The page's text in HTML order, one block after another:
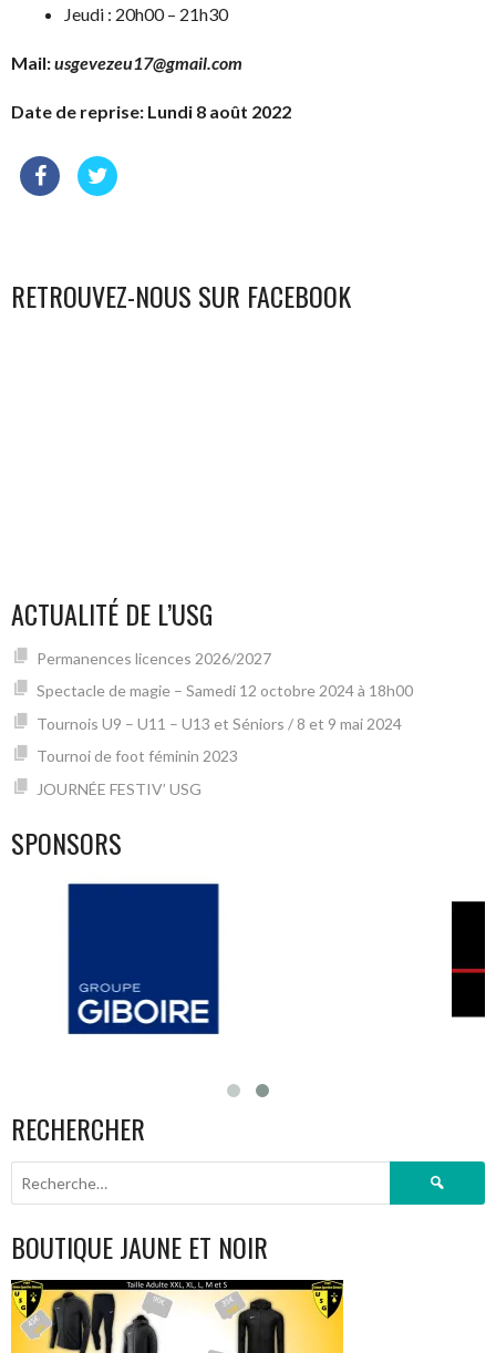
Jeudi : 20h00 – 21h30
Mail:usgevezeu17@gmail.com
Date de reprise: Lundi 8 août 2022
RETROUVEZ-NOUS SUR FACEBOOK
ACTUALITÉ DE L’USG
Permanences licences 2026/2027
Spectacle de magie – Samedi 12 octobre 2024 à 18h00
Tournois U9 – U11 – U13 et Séniors / 8 et 9 mai 2024
Tournoi de foot féminin 2023
JOURNÉE FESTIV’ USG
SPONSORS
RECHERCHER
Rechercher :
BOUTIQUE JAUNE ET NOIR